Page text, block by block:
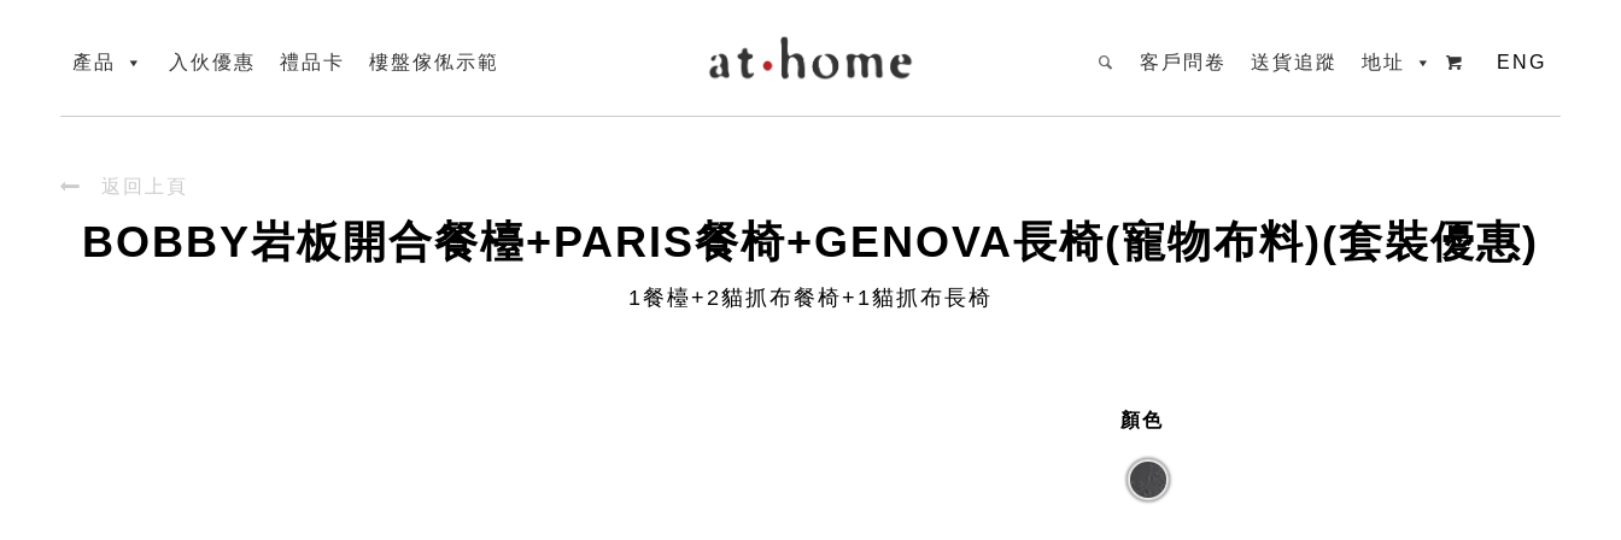
產品 入伙優惠 禮品卡 樓盤傢俬示範 
地址
送貨追蹤
客戶問卷 ENG
 返回上頁
BOBBY岩板開合餐檯+PARIS餐椅+GENOVA長椅(寵物布料)(套裝優惠)
1餐檯+2貓抓布餐椅+1貓抓布長椅
顏色